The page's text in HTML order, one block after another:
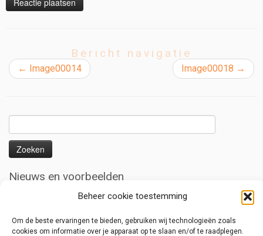
Beheer cookie toestemming
Om de beste ervaringen te bieden, gebruiken wij technologieën zoals
cookies om informatie over je apparaat op te slaan en/of te raadplegen.
Bericht navigatie
← Image00014 Image00018 →
naar:
Nieuws en voorbeelden
Uitbouw serre/ overkapping
Lage overkapping